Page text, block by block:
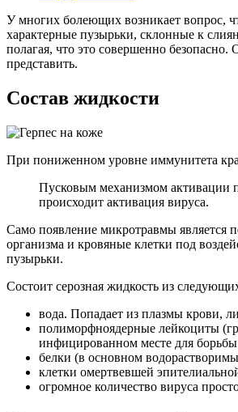
У многих болеющих возникает вопрос,
характерные пузырьки, склонные к
полагая, что это совершенно
представить.
Состав жидкости
При пониженном уровне иммунитета
Пусковым механизмом активации
происходит активация вируса.
Само появление микротравмы является
организма и кровяные клетки под
пузырьки.
Состоит серозная жидкость из
вода. Попадает из плазмы крови,
полиморфноядерные лейкоциты
инфицированном месте для
белки (в основном
клетки омертвевшей
огромное количество вируса